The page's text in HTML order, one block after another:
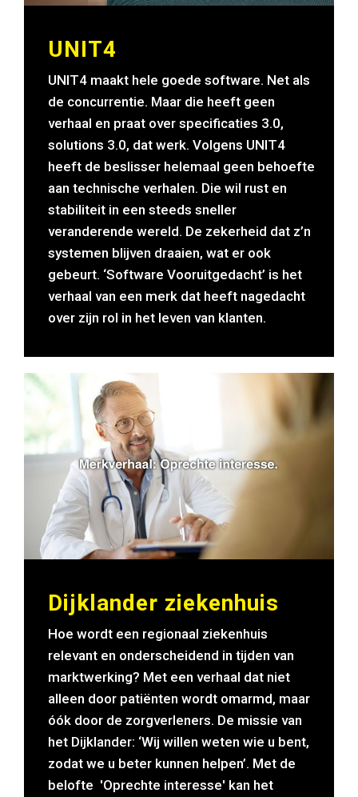
UNIT4
UNIT4 maakt hele goede software. Net als
de concurrentie. Maar die heeft geen
verhaal en praat over specificaties 3.0,
solutions 3.0, dat werk. Volgens UNIT4
heeft de beslisser helemaal geen behoefte
aan technische verhalen. Die wil rust en
stabiliteit in een steeds sneller
veranderende wereld. De zekerheid dat z’n
systemen blijven draaien, wat er ook
gebeurt. ‘Software Vooruitgedacht’ is het
verhaal van een merk dat heeft nagedacht
over zijn rol in het leven van klanten.
Dijklander ziekenhuis
Hoe wordt een regionaal ziekenhuis
relevant en onderscheidend in tijden van
marktwerking? Met een verhaal dat niet
alleen door patiënten wordt omarmd, maar
óók door de zorgverleners. De missie van
het Dijklander: ‘Wij willen weten wie u bent,
zodat we u beter kunnen helpen’. Met de
belofte 'Oprechte interesse' kan het